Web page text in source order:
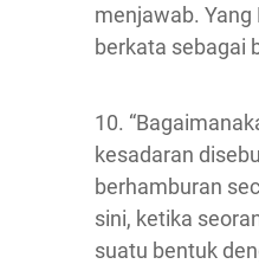
menjawab.
berkata sebagai
10.
kesadaran
berhamburan
sini, ketika
suatu bentuk